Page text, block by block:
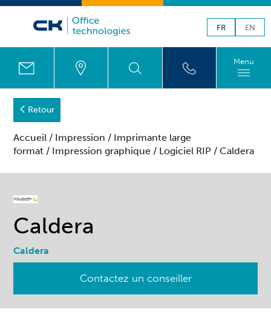
FR EN
Menu
Retour
Accueil / Impression / Imprimante large
format / Impression graphique / Logiciel RIP / Caldera
Caldera
Caldera
Contactez un conseiller